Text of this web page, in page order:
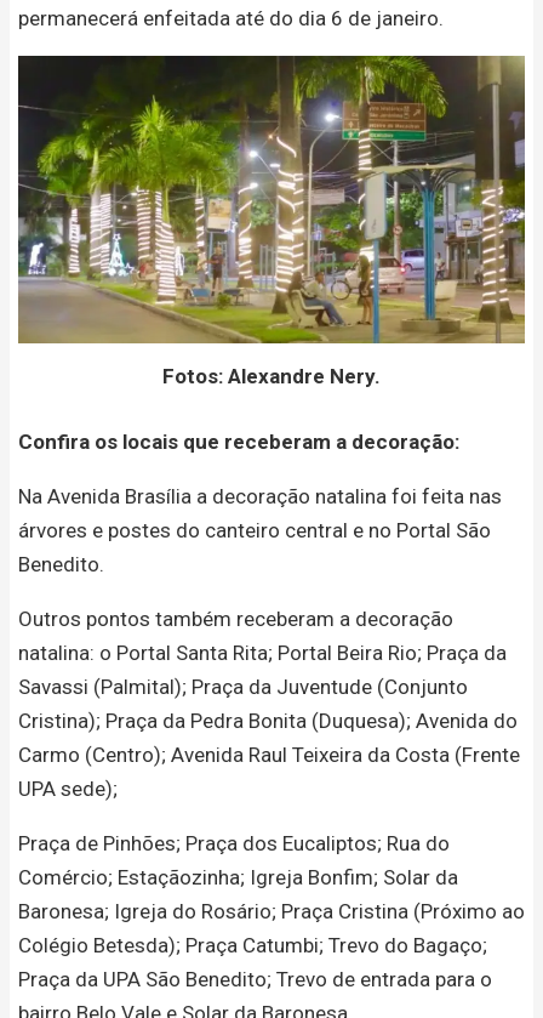
permanecerá enfeitada até do dia 6 de janeiro.
Fotos: Alexandre Nery.
Confira os locais que receberam a decoração:
Na Avenida Brasília a decoração natalina foi feita nas
árvores e postes do canteiro central e no Portal São
Benedito.
Outros pontos também receberam a decoração
natalina: o Portal Santa Rita; Portal Beira Rio; Praça da
Savassi (Palmital); Praça da Juventude (Conjunto
Cristina); Praça da Pedra Bonita (Duquesa); Avenida do
Carmo (Centro); Avenida Raul Teixeira da Costa (Frente
UPA sede);
Praça de Pinhões; Praça dos Eucaliptos; Rua do
Comércio; Estaçãozinha; Igreja Bonfim; Solar da
Baronesa; Igreja do Rosário; Praça Cristina (Próximo ao
Colégio Betesda); Praça Catumbi; Trevo do Bagaço;
Praça da UPA São Benedito; Trevo de entrada para o
bairro Belo Vale e Solar da Baronesa.